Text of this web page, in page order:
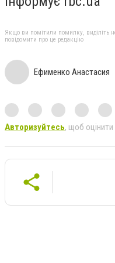
Якщо ви помітили помилку, виділіть
повідомити про це редакцію
Ефименко Анастасия
Авторизуйтесь, щоб оцінити